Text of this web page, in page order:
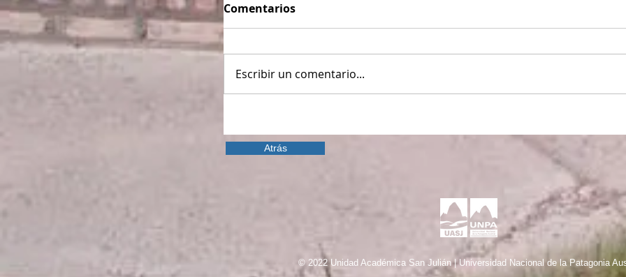
Comentarios
Escribir un comentario...
Atrás
© 2022 Unidad Académica San Julián | Universidad Nacional de la Patagonia